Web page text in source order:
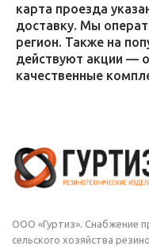
карта проезда
доставку. Мы
регион. Также на
действуют акции —
качественные
ООО «Гуртиз». Снабжение
сельского хозяйства